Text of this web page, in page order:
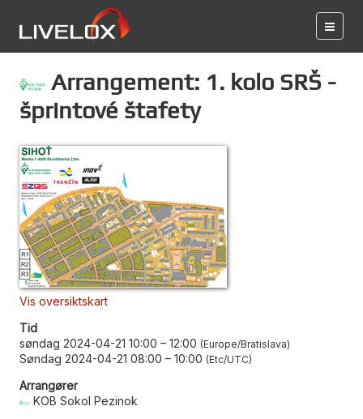
Arrangement: 1. kolo SRŠ -
šprintové štafety
Vis oversiktskart
Tid
søndag 2024-04-21 10:00 – 12:00 Europe/Bratislava
Søndag 2024-04-21 08:00 – 10:00 Etc/UTC
Arrangører
KOB Sokol Pezinok